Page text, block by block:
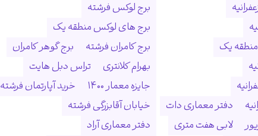
یک
دفتر معماری دات
لابی هفت متری
برج لوکس فرشته
برج های لوکس منطقه یک
برج کامران فرشته
برج گوهر کامران
بهرام کلانتری
تراس دبل هایت
جایزه معمار ۱۴۰۰
خرید آپارتمان فرشته
خیابان آقابزرگی فرشته
دفتر معماری آراد